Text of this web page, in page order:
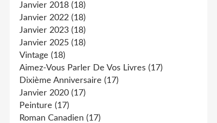
Janvier 2018 (18)
Janvier 2022 (18)
Janvier 2023 (18)
Janvier 2025 (18)
Vintage (18)
Aimez-Vous Parler De Vos Livres (17)
Dixième Anniversaire (17)
Janvier 2020 (17)
Peinture (17)
Roman Canadien (17)